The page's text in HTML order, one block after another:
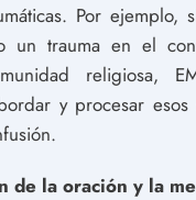
Por ejemplo,
un trauma en el
religiosa,
y procesar esos
de la oración y la